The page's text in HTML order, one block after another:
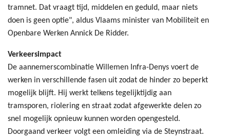
tramnet. Dat vraagt tijd, middelen en geduld, maar niets
doen is geen optie", aldus Vlaams minister van Mobiliteit en
Openbare Werken Annick De Ridder.
Verkeersimpact
De aannemerscombinatie Willemen Infra-Denys voert de
werken in verschillende fasen uit zodat de hinder zo beperkt
mogelijk blijft. Hij werkt telkens tegelijktijdig aan
tramsporen, riolering en straat zodat afgewerkte delen zo
snel mogelijk opnieuw kunnen worden opengesteld.
Doorgaand verkeer volgt een omleiding via de Steynstraat.